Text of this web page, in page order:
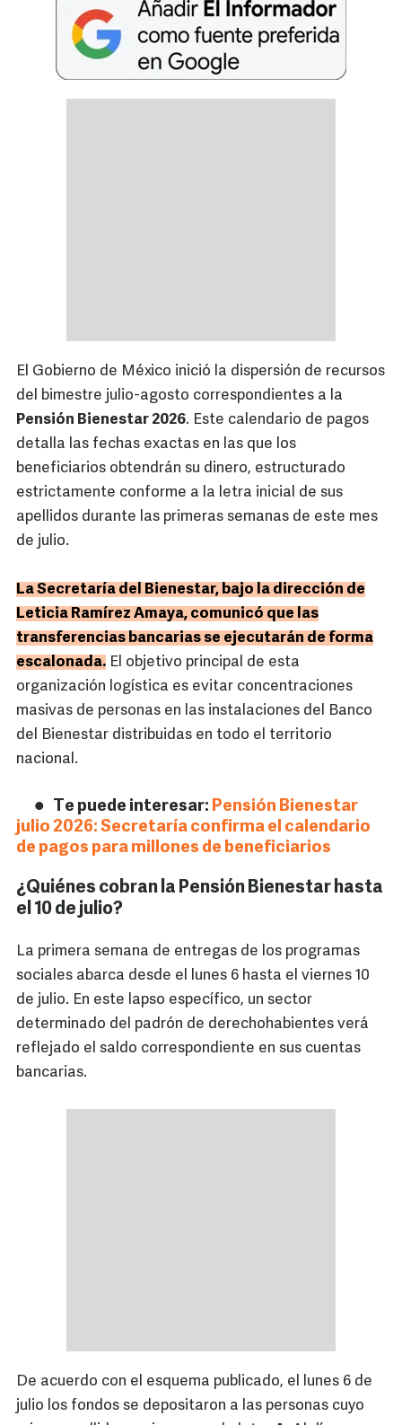
El Gobierno de México inició la dispersión de recursos
del bimestre julio-agosto correspondientes a la
Pensión Bienestar 2026. Este calendario de pagos
detalla las fechas exactas en las que los
beneficiarios obtendrán su dinero, estructurado
estrictamente conforme a la letra inicial de sus
apellidos durante las primeras semanas de este mes
de julio.
La Secretaría del Bienestar, bajo la dirección de
Leticia Ramírez Amaya, comunicó que las
transferencias bancarias se ejecutarán de forma
escalonada. El objetivo principal de esta
organización logística es evitar concentraciones
masivas de personas en las instalaciones del Banco
del Bienestar distribuidas en todo el territorio
nacional.
Te puede interesar: Pensión Bienestar
julio 2026: Secretaría confirma el calendario
de pagos para millones de beneficiarios
¿Quiénes cobran la Pensión Bienestar hasta
el 10 de julio?
La primera semana de entregas de los programas
sociales abarca desde el lunes 6 hasta el viernes 10
de julio. En este lapso específico, un sector
determinado del padrón de derechohabientes verá
reflejado el saldo correspondiente en sus cuentas
bancarias.
De acuerdo con el esquema publicado, el lunes 6 de
julio los fondos se depositaron a las personas cuyo